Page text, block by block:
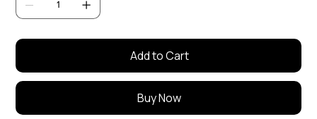
Add to Cart
Buy Now